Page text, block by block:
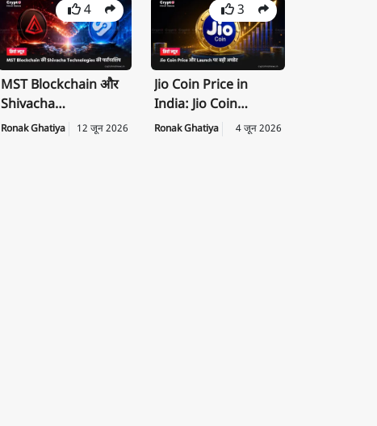
4
MST Blockchain और
Shivacha
Technologies के बीच
Ronak Ghatiya 12 जून 2026
3
Jio Coin Price in
India: Jio Coin
Launch Date, Price
Ronak Ghatiya 4 जून 2026